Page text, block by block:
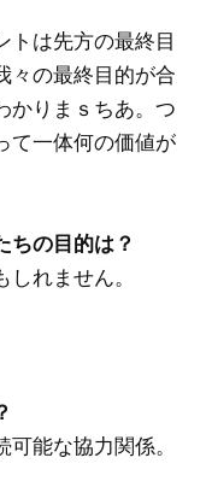
トは先方の最終目
々の最終目的が合
かりまｓちあ。つ
て一体何の価値が
ちの目的は？
れません。
能な協力関係。